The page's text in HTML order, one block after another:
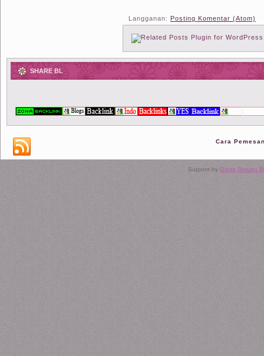
Langganan: Posting Komentar (Atom)
SHARE BL
Cara
Support by Grosir Sepatu